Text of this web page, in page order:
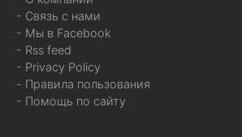
- Связь с нами
- Мы в Facebook
- Rss feed
- Privacy Policy
- Правила пользования
- Помощь по сайту